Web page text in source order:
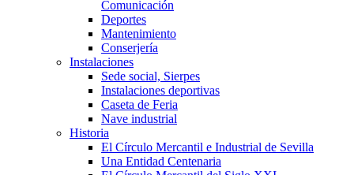
Comunicación
Deportes
Mantenimiento
Conserjería
Instalaciones
Sede social, Sierpes
Instalaciones deportivas
Caseta de Feria
Nave industrial
Historia
El Círculo Mercantil e Industrial de Sevilla
Una Entidad Centenaria